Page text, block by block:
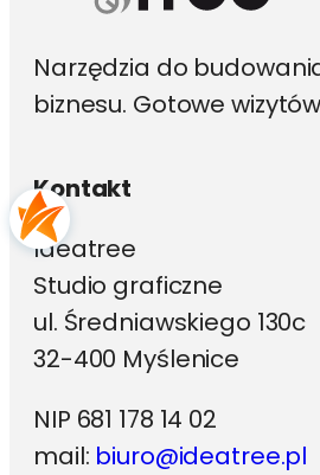
Narzędzia do
biznesu. Gotowe
Kontakt
Ideatree
Studio graficzne
ul. Średniawskiego 130c
32-400 Myślenice
NIP 681 178 14 02
mail: biuro@ideatree.pl